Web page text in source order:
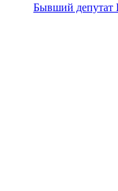
Бывший депутат